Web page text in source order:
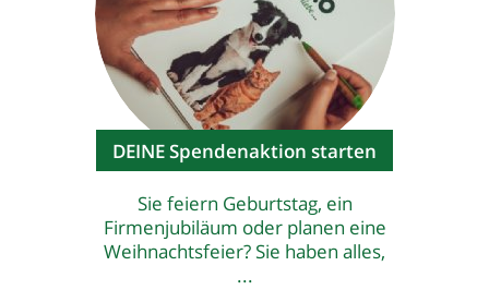
DEINE Spendenaktion starten
Sie feiern Geburtstag, ein
Firmenjubiläum oder planen eine
Weihnachtsfeier? Sie haben alles,
...